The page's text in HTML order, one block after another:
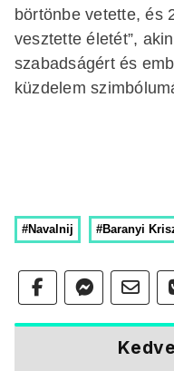
börtönbe vetette, és
vesztette életét”,
szabadságért és
küzdelem
#Navalnij #Baranyi